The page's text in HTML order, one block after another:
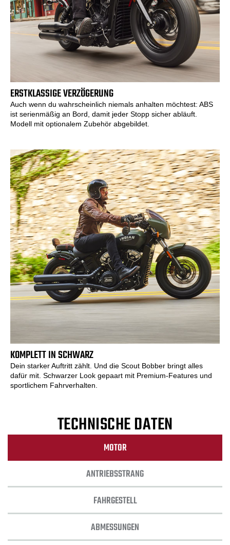
ERSTKLASSIGE VERZÖGERUNG
Auch wenn du wahrscheinlich niemals anhalten möchtest: ABS
ist serienmäßig an Bord, damit jeder Stopp sicher abläuft.
Modell mit optionalem Zubehör abgebildet.
KOMPLETT IN SCHWARZ
Dein starker Auftritt zählt. Und die Scout Bobber bringt alles
dafür mit. Schwarzer Look gepaart mit Premium-Features und
sportlichem Fahrverhalten.
TECHNISCHE DATEN
MOTOR
ANTRIEBSSTRANG
FAHRGESTELL
ABMESSUNGEN